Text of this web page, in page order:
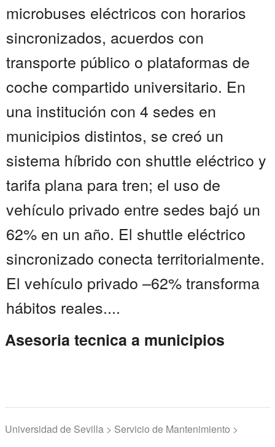
microbuses eléctricos con horarios
sincronizados, acuerdos con
transporte público o plataformas de
coche compartido universitario. En
una institución con 4 sedes en
municipios distintos, se creó un
sistema híbrido con shuttle eléctrico y
tarifa plana para tren; el uso de
vehículo privado entre sedes bajó un
62% en un año. El shuttle eléctrico
sincronizado conecta territorialmente.
El vehículo privado –62% transforma
hábitos reales....
Asesoria tecnica a municipios
Universidad de Sevilla > Servicio de Mantenimiento >